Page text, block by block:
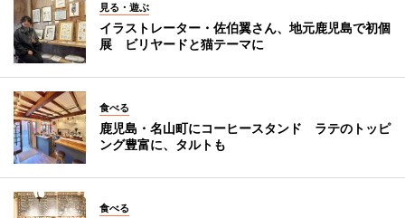
見る・遊ぶ
イラストレーター・佐伯翼さん、地元鹿児島で初個
展 ビリヤードと猫テーマに
食べる
鹿児島・名山町にコーヒースタンド ラテのトッピ
ング豊富に、タルトも
食べる